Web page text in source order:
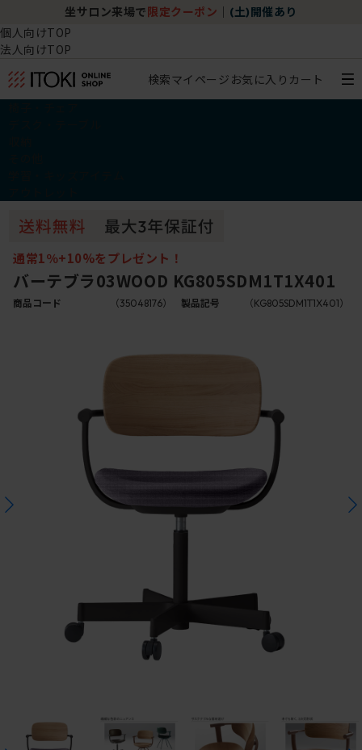
坐サロン来場で 限定クーポン (土)開催あり
個人向けTOP
法人向けTOP
検索マイページ お気に入り カート
通常1％+10%をプレゼント！
バーテブラ03WOOD KG805SDM1T1X401
商品コード （35048176） 製品記号 （KG805SDM1T1X401）